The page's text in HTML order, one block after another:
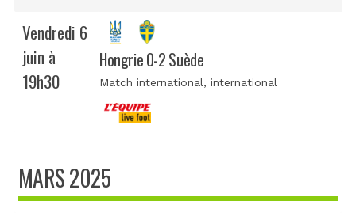
Vendredi 6
juin à
19h30
Hongrie 0-2 Suède
Match international, international
MARS 2025